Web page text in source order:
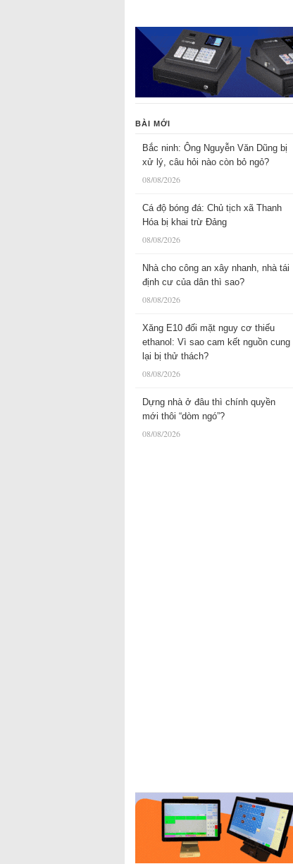
BÀI MỚI
Bắc ninh: Ông Nguyễn Văn Dũng bị
xử lý, câu hỏi nào còn bỏ ngỏ?
08/08/2026
Cá độ bóng đá: Chủ tịch xã Thanh
Hóa bị khai trừ Đảng
08/08/2026
Nhà cho công an xây nhanh, nhà tái
định cư của dân thì sao?
08/08/2026
Xăng E10 đối mặt nguy cơ thiếu
ethanol: Vì sao cam kết nguồn cung
lại bị thử thách?
08/08/2026
Dựng nhà ở đâu thì chính quyền
mới thôi “dòm ngó”?
08/08/2026